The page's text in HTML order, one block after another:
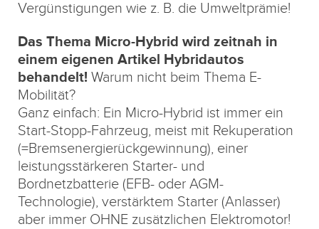
Vergünstigungen wie z. B. die Umweltprämie!
Das Thema Micro-Hybrid wird zeitnah in
einem eigenen Artikel Hybridautos
behandelt! Warum nicht beim Thema E-
Mobilität?
Ganz einfach: Ein Micro-Hybrid ist immer ein
Start-Stopp-Fahrzeug, meist mit Rekuperation
(=Bremsenergierückgewinnung), einer
leistungsstärkeren Starter- und
Bordnetzbatterie (EFB- oder AGM-
Technologie), verstärktem Starter (Anlasser)
aber immer OHNE zusätzlichen Elektromotor!